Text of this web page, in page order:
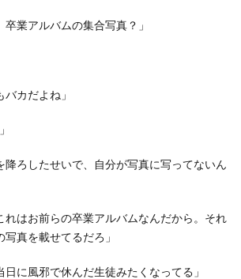
業アルバムの集合写真？」
カだよね」
降ろしたせいで、自分が写真に写ってないん
れはお前らの卒業アルバムなんだから。それ
真を載せてるだろ」
に風邪で休んだ生徒みたくなってる」